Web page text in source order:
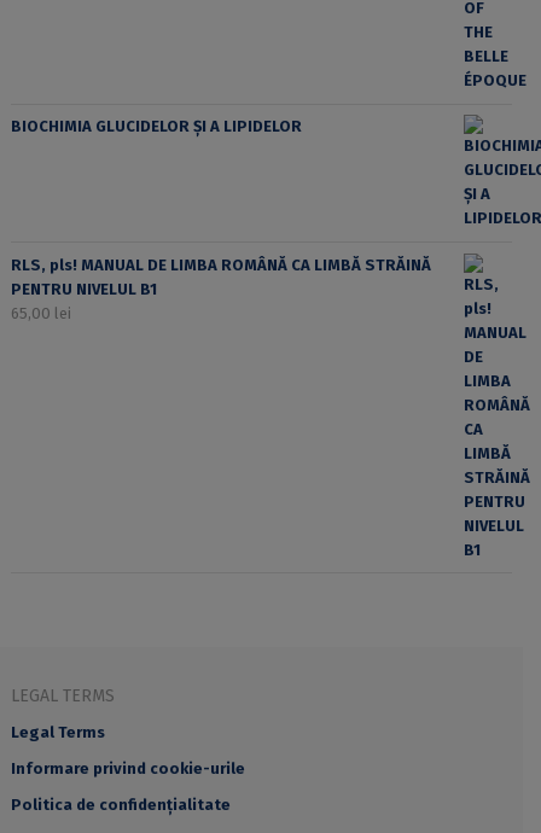
BIOCHIMIA GLUCIDELOR ȘI A LIPIDELOR
RLS, pls! MANUAL DE LIMBA ROMÂNĂ CA LIMBĂ STRĂINĂ
PENTRU NIVELUL B1
65,00 lei
LEGAL TERMS
Legal Terms
Informare privind cookie-urile
Politica de confidențialitate